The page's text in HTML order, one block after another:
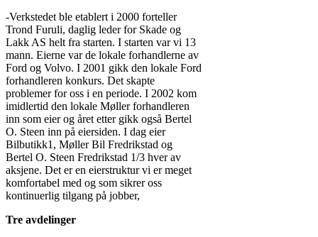
-Verkstedet ble etablert i 2000 forteller
Trond Furuli, daglig leder for Skade og
Lakk AS helt fra starten. I starten var vi 13
mann. Eierne var de lokale forhandlerne av
Ford og Volvo. I 2001 gikk den lokale Ford
forhandleren konkurs. Det skapte
problemer for oss i en periode. I 2002 kom
imidlertid den lokale Møller forhandleren
inn som eier og året etter gikk også Bertel
O. Steen inn på eiersiden. I dag eier
Bilbutikk1, Møller Bil Fredrikstad og
Bertel O. Steen Fredrikstad 1/3 hver av
aksjene. Det er en eierstruktur vi er meget
komfortabel med og som sikrer oss
kontinuerlig tilgang på jobber,
Tre avdelinger